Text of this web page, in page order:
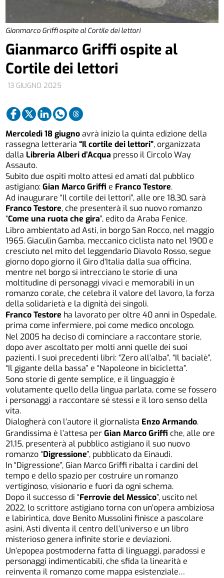
Gianmarco Griffi ospite al Cortile dei lettori
13 GIUGNO 2025
Gianmarco Griffi ospite al
Cortile dei lettori
Mercoledì 18 giugnoavrà inizio la quinta edizione della
rassegna letteraria“Il cortile dei lettori”, organizzata
dalla Libreria Alberi d’Acqua presso il Circolo Way
Assauto.
Subito due ospiti molto attesi ed amati dal pubblico
astigiano:Gian Marco Griffi e Franco Testore.
Ad inaugurare “Il cortile dei lettori”, alle ore 18,30, sarà
Franco Testore, che presenterà il suo nuovo romanzo
“Come una ruota che gira”, edito da Araba Fenice.
Libro ambientato ad Asti, in borgo San Rocco, nel maggio
1965. Giaculìn Gamba, meccanico ciclista nato nel 1900 e
cresciuto nel mito del leggendario Diavolo Rosso, segue
giorno dopo giorno il Giro d’Italia dalla sua officina,
mentre nel borgo si intrecciano le storie di una
moltitudine di personaggi vivaci e memorabili in un
romanzo corale, che celebra il valore del lavoro, la forza
della solidarietà e la dignità dei singoli.
Franco Testore ha lavorato per oltre 40 anni in Ospedale,
prima come infermiere, poi come medico oncologo.
Nel 2005 ha deciso di cominciare a raccontare storie,
dopo aver ascoltato per molti anni quelle dei suoi
pazienti. I suoi precedenti libri: “Zero all’alba”, “Il bacialè”,
“Il gigante della bassa” e “Napoleone in bicicletta”.
Sono storie di gente semplice, e il linguaggio è
volutamente quello della lingua parlata, come se fossero
i personaggi a raccontare sé stessi e il loro senso della
vita.
Dialogherà con l’autore il giornalista Enzo Armando.
Grandissima è l’attesa perGian Marco Griffi che, alle ore
21,15, presenterà al pubblico astigiano il suo nuovo
romanzo “Digressione”, pubblicato da Einaudi.
In “Digressione”, Gian Marco Griffi ribalta i cardini del
tempo e dello spazio per costruire un romanzo
vertiginoso, visionario e fuori da ogni schema.
Dopo il successo di “Ferrovie del Messico”, uscito nel
2022, lo scrittore astigiano torna con un’opera ambiziosa
e labirintica, dove Benito Mussolini finisce a pascolare
asini, Asti diventa il centro dell’universo e un libro
misterioso genera infinite storie e deviazioni.
Un’epopea postmoderna fatta di linguaggi, paradossi e
personaggi indimenticabili, che sfida la linearità e
reinventa il romanzo come mappa esistenziale…